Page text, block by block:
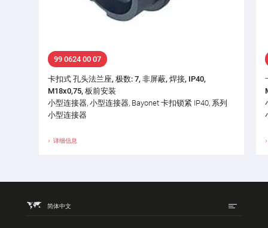
99 0624 00 07
卡扣式 孔头法兰座, 极数: 7, 非屏蔽, 焊接, IP40,
M18x0,75, 板前安装
小型连接器, 小型连接器, Bayonet 卡扣锁紧 IP40, 系列
小型连接器
详细信息
简体中文